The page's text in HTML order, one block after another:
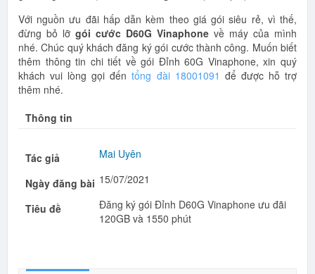
Với nguồn ưu đãi hấp dẫn kèm theo giá gói siêu rẻ, vì thế,
đừng bỏ lỡ gói cước D60G Vinaphone về máy của mình
nhé. Chúc quý khách đăng ký gói cước thành công. Muốn biết
thêm thông tin chi tiết về gói Đỉnh 60G Vinaphone, xin quý
khách vui lòng gọi đếntổng đài 18001091 để được hỗ trợ
thêm nhé.
Thông tin
Tác giả Mai Uyên
Ngày đăng bài 15/07/2021
Tiêu đề
Đăng ký gói Đỉnh D60G Vinaphone ưu đãi
120GB và 1550 phút